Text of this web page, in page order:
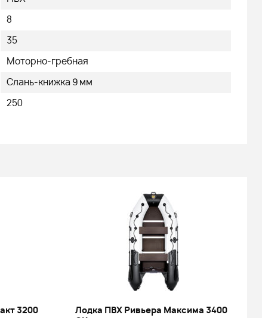
8
35
Моторно-гребная
Слань-книжка 9 мм
250
3200
Лодка ПВХ Ривьера Максима 3400